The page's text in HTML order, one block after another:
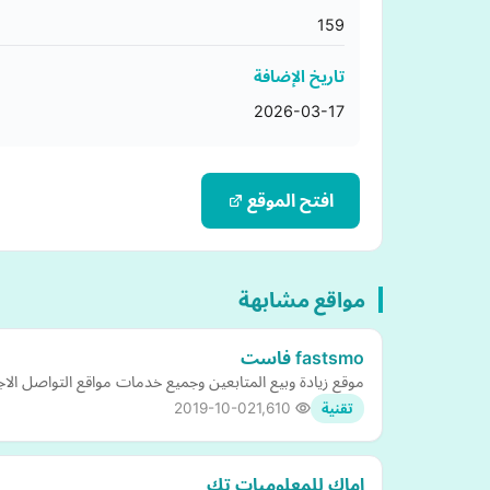
159
تاريخ الإضافة
2026-03-17
افتح الموقع
مواقع مشابهة
fastsmo فاست
موقع زيادة وبيع المتابعين وجميع خدمات مواقع التواصل
تقنية 2019-10-02
اماك للمعلوميات تك